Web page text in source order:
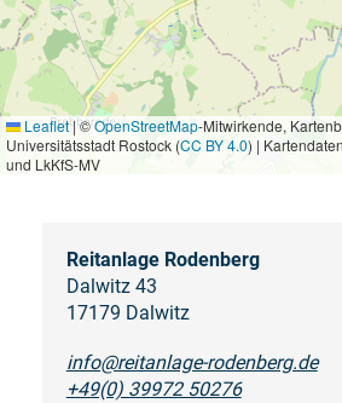
Leaflet|©OpenStreetMap-Mitwirkende,
Universitätsstadt Rostock (CC BY 4.0) |
und LkKfS-MV
Reitanlage Rodenberg
Dalwitz 43
17179 Dalwitz
info@reitanlage-rodenberg.de
+49(0) 39972 50276